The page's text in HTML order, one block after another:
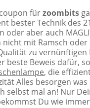
fürzoombits
bester Technik des
oder aber auch
nicht mit Ramsch
zu
beste Beweis dafür,
, die
Alles besorgen
selbst mal an! Nur
Du wie